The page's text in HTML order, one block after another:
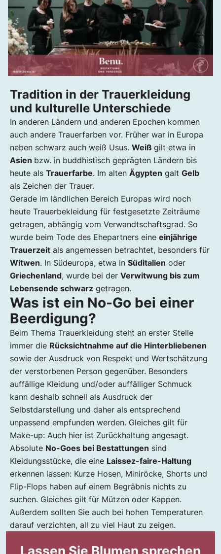
Tradition in der Trauerkleidung
und kulturelle Unterschiede
In anderen Ländern und anderen Epochen kommen
auch andere Trauerfarben vor. Früher war in Europa
neben schwarz auch weiß Usus. Weiß gilt etwa in
Asien bzw. in buddhistisch geprägten Ländern bis
heute als Trauerfarbe. Im alten Ägypten galt Gelb
als Zeichen der Trauer.
Gerade im ländlichen Bereich Europas wird noch
heute Trauerbekleidung für festgesetzte Zeiträume
getragen, abhängig vom Verwandtschaftsgrad. So
wurde beim Tode des Ehepartners eine einjährige
Trauerzeit als angemessen betrachtet, besonders für
Witwen. In Südeuropa, etwa in Süditalien oder
Griechenland, wurde bei der Verwitwung bis zum
Lebensende schwarz getragen.
Was ist ein No-Go bei einer
Beerdigung?
Beim Thema Trauerkleidung steht an erster Stelle
immer die Rücksichtnahme auf die Hinterbliebenen
sowie der Ausdruck von Respekt und Wertschätzung
der verstorbenen Person gegenüber. Besonders
auffällige Kleidung und/oder auffälliger Schmuck
kann deshalb schnell als Ausdruck der
Selbstdarstellung und daher als entsprechend
unpassend empfunden werden. Gleiches gilt für
Make-up: Auch hier ist Zurückhaltung angesagt.
Absolute No-Goes bei Bestattungen sind
Kleidungsstücke, die eine Laissez-faire-Haltung
erkennen lassen: Kurze Hosen, Miniröcke, Shorts und
Flip-Flops haben auf einem Begräbnis nichts zu
suchen. Gleiches gilt für Mützen oder Kappen.
Außerdem sollten Sie auch bei hohen Temperaturen
darauf verzichten, all zu viel Haut zu zeigen.